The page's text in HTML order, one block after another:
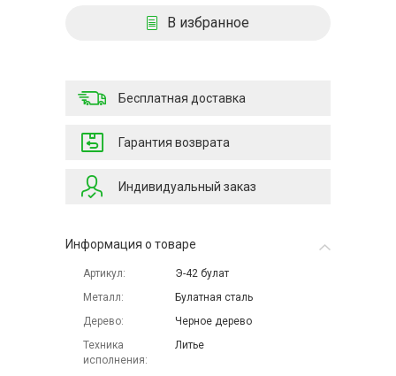
В избранное
Бесплатная доставка
Гарантия возврата
Индивидуальный заказ
Информация о товаре
Артикул
Э-42 булат
Металл
Булатная сталь
Дерево
Черное дерево
Техника
исполнения
Литье